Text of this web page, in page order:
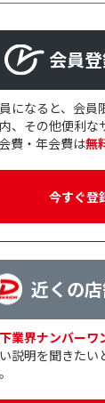
会員
になると、会員
、その他便利
費・年会費は無
今すぐ登
近くの
業界ナンバーワ
説明を聞きた